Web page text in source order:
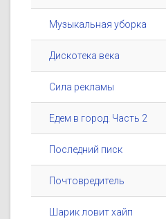
Музыкальная уборка
Дискотека века
Сила рекламы
Едем в город. Часть 2
Последний писк
Почтовредитель
Шарик ловит хайп